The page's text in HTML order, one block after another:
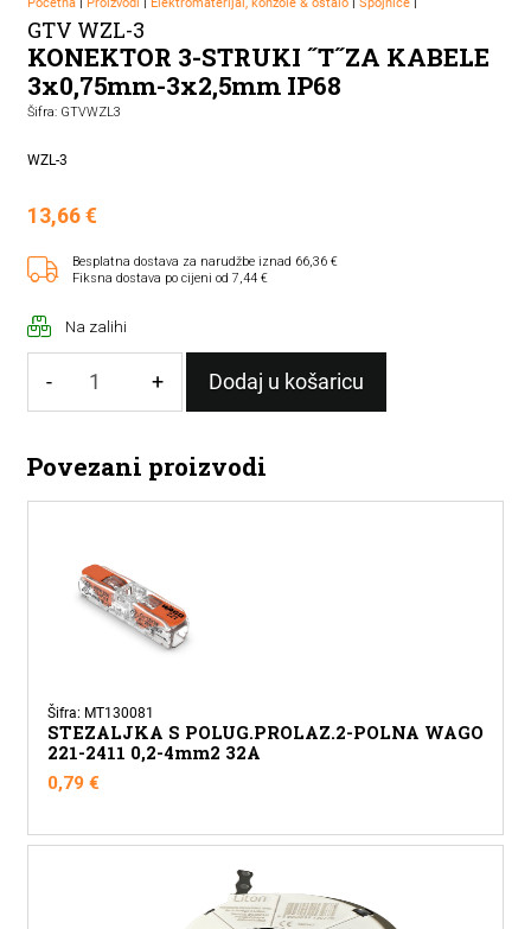
GTV WZL-3
KONEKTOR 3-STRUKI ˝T˝ZA KABELE
3x0,75mm-3x2,5mm IP68
Šifra: GTVWZL3
WZL-3
13,66€
Besplatna dostava za narudžbe iznad 66,36 €
Fiksna dostava po cijeni od 7,44 €
Na zalihi
-
STRUKI
˝T˝ZA
3x2,5mm
+ Dodaj u košaricu
Povezani proizvodi
Šifra: MT130081
STEZALJKA S POLUG.PROLAZ.2-POLNA WAGO
221-2411 0,2-4mm2 32A
0,79€